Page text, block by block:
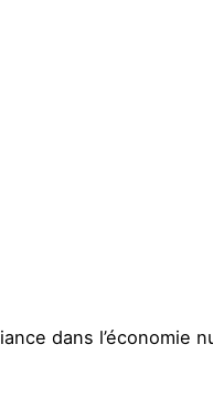
dans l’économie